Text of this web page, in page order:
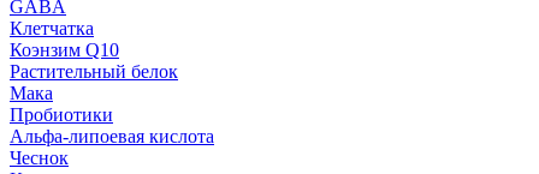
GABA
Клетчатка
Коэнзим Q10
Растительный белок
Мака
Пробиотики
Альфа-липоевая кислота
Чеснок